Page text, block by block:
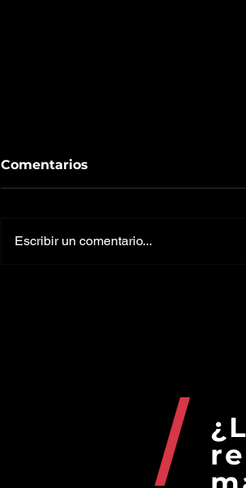
Comentarios
Escribir un comentario...